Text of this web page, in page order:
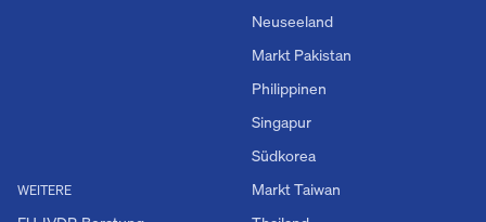
WEITERE
Neuseeland
Markt Pakistan
Philippinen
Singapur
Südkorea
Markt Taiwan